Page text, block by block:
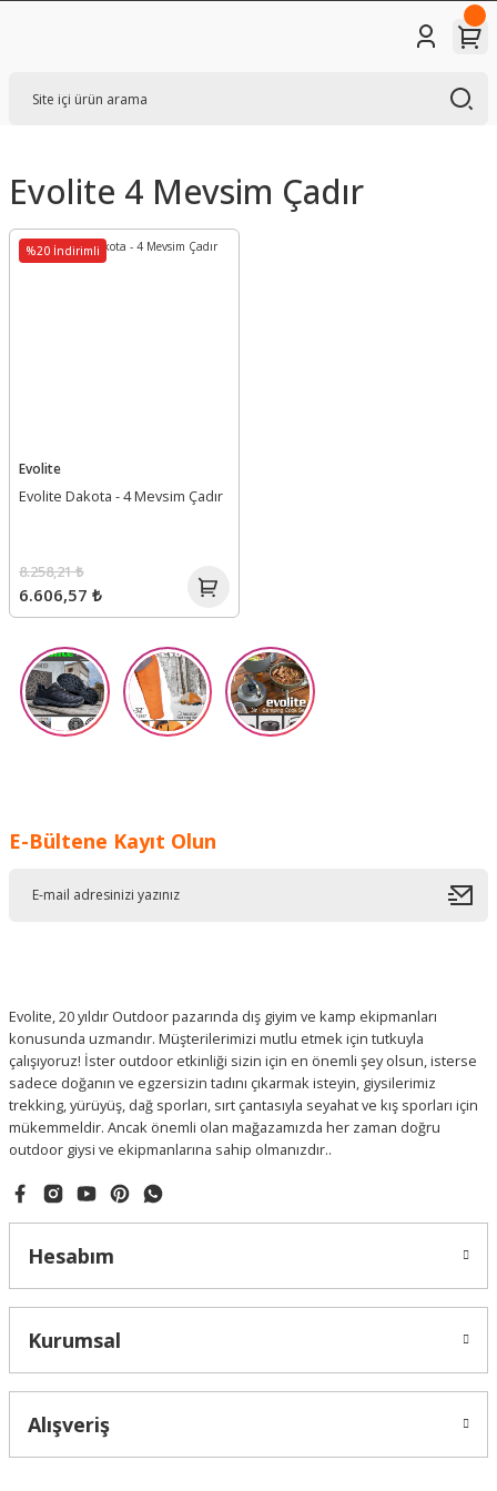
Evolite 4 Mevsim Çadır
%20 İndirimli
Evolite
Evolite Dakota - 4 Mevsim Çadır
6.606,57 ₺
8.258,21 ₺
E-Bültene Kayıt Olun
Evolite, 20 yıldır Outdoor pazarında dış giyim ve kamp ekipmanları
konusunda uzmandır. Müşterilerimizi mutlu etmek için tutkuyla
çalışıyoruz! İster outdoor etkinliği sizin için en önemli şey olsun, isterse
sadece doğanın ve egzersizin tadını çıkarmak isteyin, giysilerimiz
trekking, yürüyüş, dağ sporları, sırt çantasıyla seyahat ve kış sporları için
mükemmeldir. Ancak önemli olan mağazamızda her zaman doğru
outdoor giysi ve ekipmanlarına sahip olmanızdır..
Hesabım
Kurumsal
Alışveriş